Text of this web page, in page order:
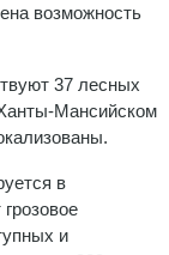
возможность
37 лесных
Мансийском
в
и